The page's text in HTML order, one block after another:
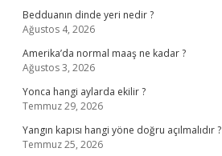
Bedduanın dinde yeri nedir ?
Ağustos 4, 2026
Amerika’da normal maaş ne kadar ?
Ağustos 3, 2026
Yonca hangi aylarda ekilir ?
Temmuz 29, 2026
Yangın kapısı hangi yöne doğru açılmalıdır ?
Temmuz 25, 2026